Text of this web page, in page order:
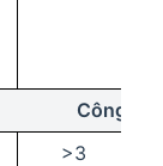
Công
>3